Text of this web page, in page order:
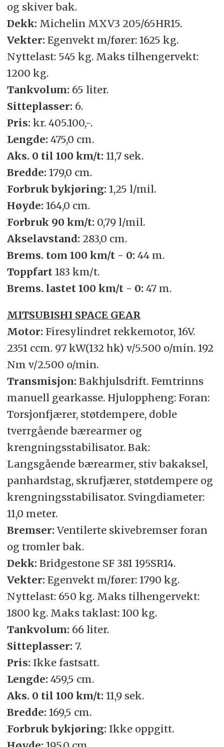
og skiver bak.
Dekk: Michelin MXV3 205/65HR15.
Vekter: Egenvekt m/fører: 1625 kg.
Nyttelast: 545 kg. Maks tilhengervekt:
1200 kg.
Tankvolum: 65 liter.
Sitteplasser: 6.
Pris: kr. 405.100,-.
Lengde: 475,0 cm.
Aks. 0 til 100 km/t: 11,7 sek.
Bredde: 179,0 cm.
Forbruk bykjøring: 1,25 l/mil.
Høyde: 164,0 cm.
Forbruk 90 km/t: 0,79 l/mil.
Akselavstand: 283,0 cm.
Brems. tom 100 km/t - 0: 44 m.
Toppfart183 km/t.
Brems. lastet 100 km/t - 0: 47 m.
MITSUBISHI SPACE GEAR
Motor: Firesylindret rekkemotor, 16V.
2351 ccm. 97 kW(132 hk) v/5.500 o/min. 192
Nm v/2.500 o/min.
Transmisjon: Bakhjulsdrift. Femtrinns
manuell gearkasse. Hjuloppheng: Foran:
Torsjonfjærer, støtdempere, doble
tverrgående bærearmer og
krengningsstabilisator. Bak:
Langsgående bærearmer, stiv bakaksel,
panhardstag, skrufjærer, støtdempere og
krengningsstabilisator. Svingdiameter:
11,0 meter.
Bremser: Ventilerte skivebremser foran
og tromler bak.
Dekk: Bridgestone SF 381 195SR14.
Vekter: Egenvekt m/fører: 1790 kg.
Nyttelast: 650 kg. Maks tilhengervekt:
1800 kg. Maks taklast: 100 kg.
Tankvolum: 66 liter.
Sitteplasser: 7.
Pris: Ikke fastsatt.
Lengde: 459,5 cm.
Aks. 0 til 100 km/t: 11,9 sek.
Bredde: 169,5 cm.
Forbruk bykjøring: Ikke oppgitt.